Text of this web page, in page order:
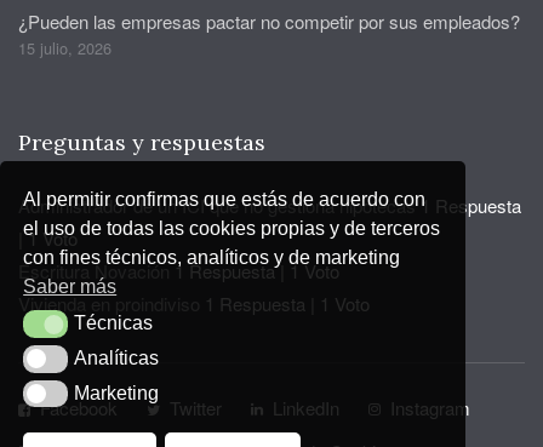
Al permitir confirmas que estás de acuerdo con
el uso de todas las cookies propias y de terceros
con fines técnicos, analíticos y de marketing
Saber más
TécnicasTécnicas
AnalíticasAnalíticas
MarketingMarketing
¿Pueden las empresas pactar no competir por sus empleados?
15 julio, 2026
Preguntas y respuestas
Administrador de un ICI que no gestiona hipotecas 1 Respuesta
|1 Voto
Escritura Novación1 Respuesta| 1 Voto
Vivienda en proindiviso
1 Respuesta 1 Voto
Facebook Twitter LinkedIn
Instagram